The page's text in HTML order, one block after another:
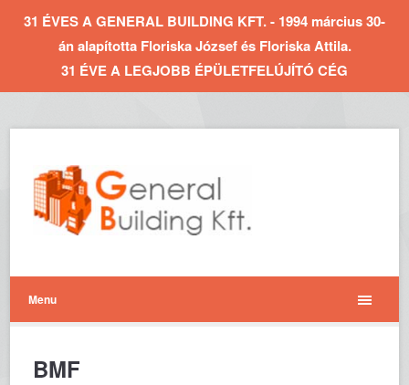
31 ÉVES A GENERAL BUILDING KFT. - 1994 március 30-
án alapította Floriska József és Floriska Attila.
31 ÉVE A LEGJOBB ÉPÜLETFELÚJÍTÓ CÉG
Menu
BMF